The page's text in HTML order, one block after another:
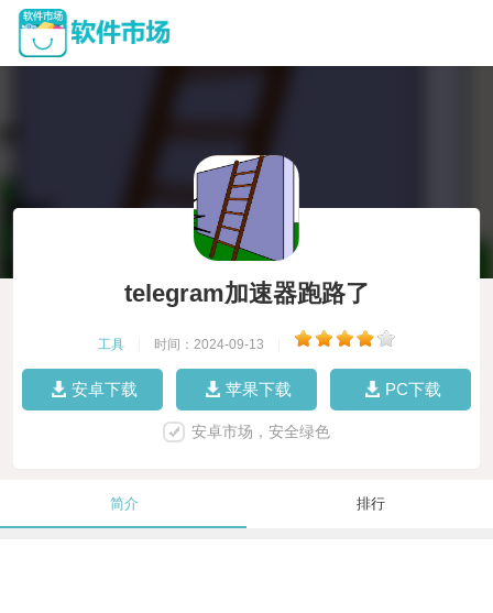
telegram加速器跑路了
工具 时间：2024-09-13
安卓下载 苹果下载 PC下载
安卓市场，安全绿色
简介 排行